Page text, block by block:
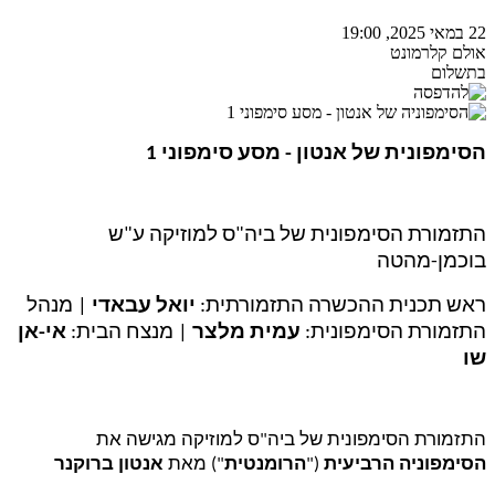
22 במאי 2025, 19:00
אולם קלרמונט
בתשלום
הסימפונית של אנטון - מסע סימפוני 1
התזמורת הסימפונית של ביה"ס למוזיקה ע"ש
בוכמן-מהטה
ראש תכנית ההכשרה התזמורתית: יואל עבאדי | מנהל
התזמורת הסימפונית: עמית מלצר | מנצח הבית: אי-אן
שו
התזמורת הסימפונית של ביה"ס למוזיקה מגישה את
הסימפוניה הרביעית ("הרומנטית") מאת אנטון ברוקנר